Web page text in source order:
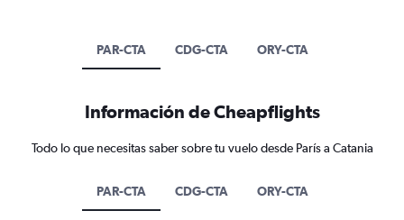
PAR-CTA CDG-CTA ORY-CTA
Información de Cheapflights
Todo lo que necesitas saber sobre tu vuelo desde París a Catania
PAR-CTA CDG-CTA ORY-CTA